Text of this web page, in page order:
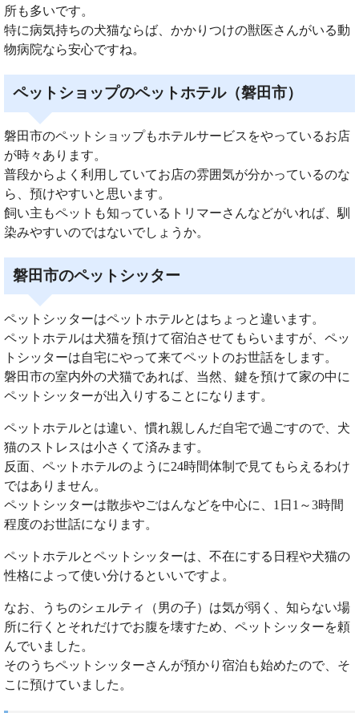
所も多いです。
特に病気持ちの犬猫ならば、かかりつけの獣医さんがいる動
物病院なら安心ですね。
ペットショップのペットホテル（磐田市）
磐田市のペットショップもホテルサービスをやっているお店
が時々あります。
普段からよく利用していてお店の雰囲気が分かっているのな
ら、預けやすいと思います。
飼い主もペットも知っているトリマーさんなどがいれば、馴
染みやすいのではないでしょうか。
磐田市のペットシッター
ペットシッターはペットホテルとはちょっと違います。
ペットホテルは犬猫を預けて宿泊させてもらいますが、ペッ
トシッターは自宅にやって来てペットのお世話をします。
磐田市の室内外の犬猫であれば、当然、鍵を預けて家の中に
ペットシッターが出入りすることになります。
ペットホテルとは違い、慣れ親しんだ自宅で過ごすので、犬
猫のストレスは小さくて済みます。
反面、ペットホテルのように24時間体制で見てもらえるわけ
ではありません。
ペットシッターは散歩やごはんなどを中心に、1日1～3時間
程度のお世話になります。
ペットホテルとペットシッターは、不在にする日程や犬猫の
性格によって使い分けるといいですよ。
なお、うちのシェルティ（男の子）は気が弱く、知らない場
所に行くとそれだけでお腹を壊すため、ペットシッターを頼
んでいました。
そのうちペットシッターさんが預かり宿泊も始めたので、そ
こに預けていました。